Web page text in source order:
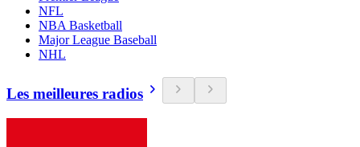
NFL
NBA Basketball
Major League Baseball
NHL
Les meilleures radios